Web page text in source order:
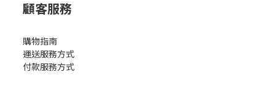
顧客服務
購物指南
運送服務方式
付款服務方式